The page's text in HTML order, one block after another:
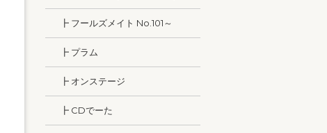
┣ フールズメイト No.101～
┣ プラム
┣ オンステージ
┣ CDでーた